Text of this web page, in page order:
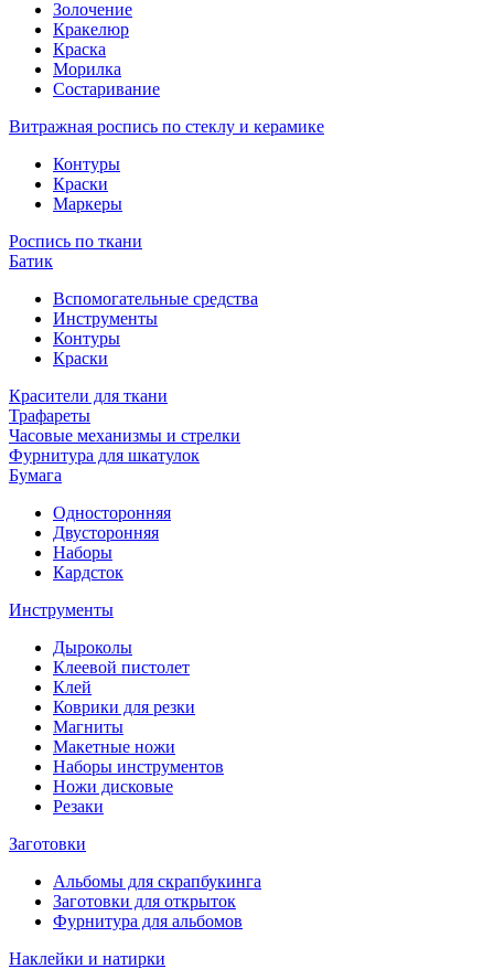
Золочение
Кракелюр
Краска
Морилка
Состаривание
Витражная роспись по стеклу и керамике
Контуры
Краски
Маркеры
Роспись по ткани
Батик
Вспомогательные средства
Инструменты
Контуры
Краски
Красители для ткани
Трафареты
Часовые механизмы и стрелки
Фурнитура для шкатулок
Бумага
Односторонняя
Двусторонняя
Наборы
Кардсток
Инструменты
Дыроколы
Клеевой пистолет
Клей
Коврики для резки
Магниты
Макетные ножи
Наборы инструментов
Ножи дисковые
Резаки
Заготовки
Альбомы для скрапбукинга
Заготовки для открыток
Фурнитура для альбомов
Наклейки и натирки